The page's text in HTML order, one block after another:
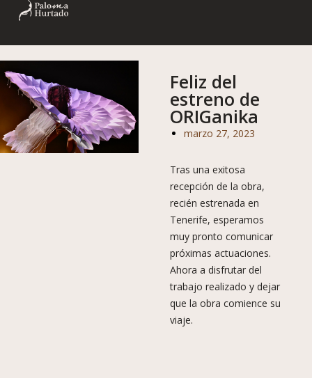
Feliz del
estreno de
ORIGanika
marzo 27, 2023
Tras una exitosa
recepción de la obra,
recién estrenada en
Tenerife, esperamos
muy pronto comunicar
próximas actuaciones.
Ahora a disfrutar del
trabajo realizado y dejar
que la obra comience su
viaje.